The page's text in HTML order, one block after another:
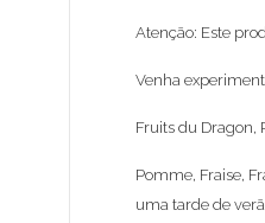
Atenção: Este
Venha
Fruits du Dragon,
Pomme, Fraise,
uma tarde de